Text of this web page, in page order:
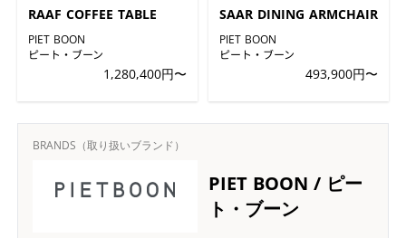
RAAF COFFEE TABLE
PIET BOON
ピート・ブーン
1,280,400円〜
SAAR DINING ARMCHAIR
PIET BOON
ピート・ブーン
493,900円〜
BRANDS（取り扱いブランド）
PIET BOON / ピー
ト・ブーン